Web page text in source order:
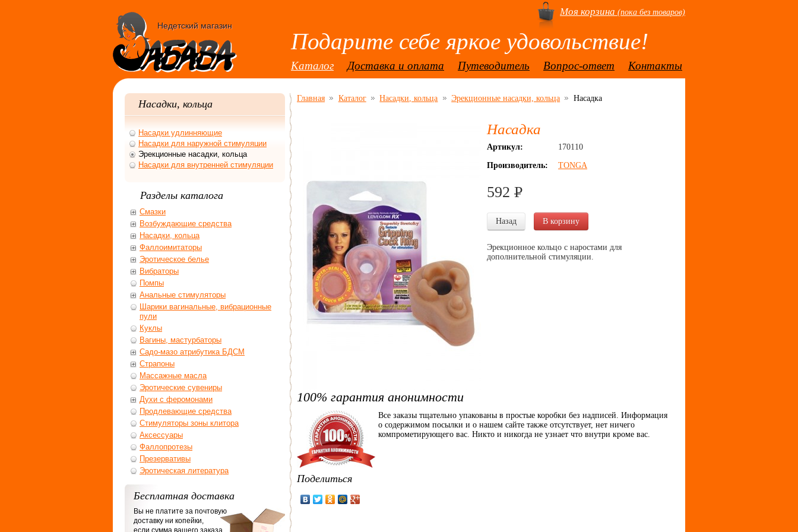
Недетский магазин
Моя корзина (пока без товаров)
Подарите себе яркое удовольствие!
Каталог Доставка и оплата Путеводитель Вопрос-ответ Контакты
Главная Каталог Насадки, кольца Эрекционные насадки, кольца Насадка
Насадка
Артикул:
170110
Производитель:
TONGA
592 P
УБ.
Назад В корзину
Эрекционное кольцо с наростами для
дополнительной стимуляции.
100% гарантия анонимности
Все заказы тщательно упакованы в простые коробки без надписей. Информация
о содержимом посылки и о нашем сайте также отсутствует, нет ничего
компрометирующего вас. Никто и никогда не узнает что внутри кроме вас.
Поделиться
Насадки, кольца
Насадки удлинняющие
Насадки для наружной стимуляции
Эрекционные насадки, кольца
Насадки для внутренней стимуляции
Разделы каталога
Смазки
Возбуждающие средства
Насадки, кольца
Фаллоимитаторы
Эротическое белье
Вибраторы
Помпы
Анальные стимуляторы
Шарики вагинальные, вибрационные
пули
Куклы
Вагины, мастурбаторы
Садо-мазо атрибутика БДСМ
Страпоны
Массажные масла
Эротические сувениры
Духи с феромонами
Продлевающие средства
Стимуляторы зоны клитора
Аксессуары
Фаллопротезы
Презервативы
Эротическая литература
Бесплатная доставка
Вы не платите за почтовую
доставку ни копейки,